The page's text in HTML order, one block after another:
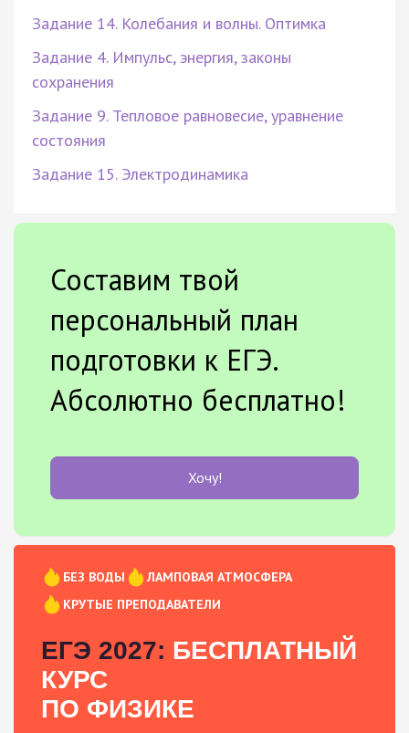
Задание 14. Колебания и волны. Оптимка
Задание 4. Импульс, энергия, законы
сохранения
Задание 9. Тепловое равновесие, уравнение
состояния
Задание 15. Электродинамика
Составим твой
персональный план
подготовки к ЕГЭ.
Абсолютно бесплатно!
Хочу!
БЕЗ ВОДЫ
ЛАМПОВАЯ АТМОСФЕРА
КРУТЫЕ ПРЕПОДАВАТЕЛИ
ЕГЭ 2027: БЕСПЛАТНЫЙ
КУРС
ПО ФИЗИКЕ